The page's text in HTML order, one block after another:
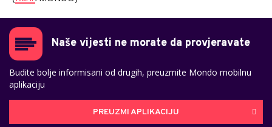
Naše vijesti ne morate da provjeravate
Budite bolje informisani od drugih, preuzmite Mondo mobilnu
aplikaciju
PREUZMI APLIKACIJU